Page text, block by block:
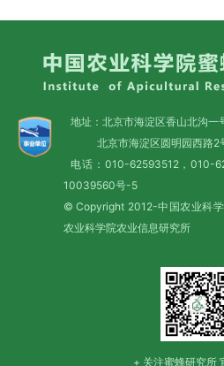
地址：北京市海淀区香山北沟
北京市海淀区圆明园西路2
电话：010-62593512，010-
10039560号-5
© Copyright 2012-中国农业科
农业科学院农业信息研究所
+ 关注蜜蜂研究所